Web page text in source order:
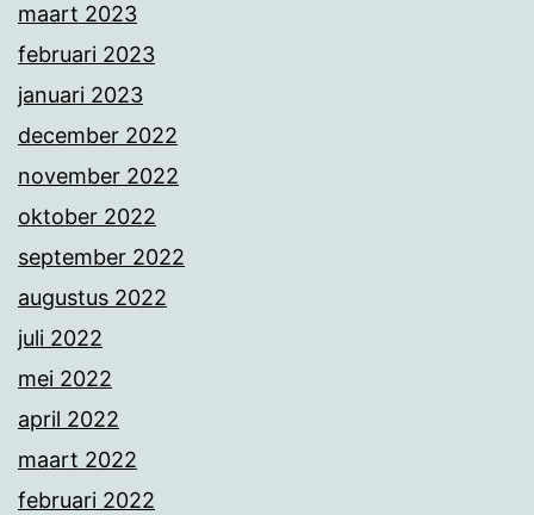
maart 2023
februari 2023
januari 2023
december 2022
november 2022
oktober 2022
september 2022
augustus 2022
juli 2022
mei 2022
april 2022
maart 2022
februari 2022